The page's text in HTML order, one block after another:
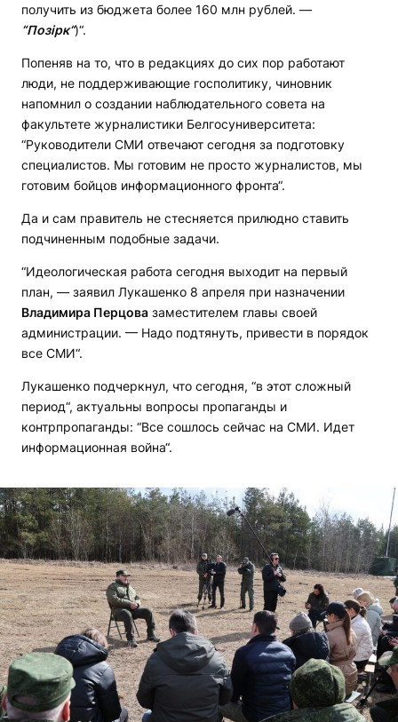
получить из бюджета более 160 млн рублей. —
“Позірк“)“.
Попеняв на то, что в редакциях до сих пор работают
люди, не поддерживающие госполитику, чиновник
напомнил о создании наблюдательного совета на
факультете журналистики Белгосуниверситета:
“Руководители СМИ отвечают сегодня за подготовку
специалистов. Мы готовим не просто журналистов, мы
готовим бойцов информационного фронта“.
Да и сам правитель не стесняется прилюдно ставить
подчиненным подобные задачи.
“Идеологическая работа сегодня выходит на первый
план, — заявил Лукашенко 8 апреля при назначении
Владимира Перцова заместителем главы своей
администрации. — Надо подтянуть, привести в порядок
все СМИ“.
Лукашенко подчеркнул, что сегодня, “в этот сложный
период“, актуальны вопросы пропаганды и
контрпропаганды: “Все сошлось сейчас на СМИ. Идет
информационная война“.